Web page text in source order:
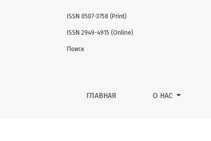
Свойство митохондрий меланомы
ГЛАВНАЯ О НАС
ISSN 0507-3758 (Print)
ISSN 2949-4915 (Online)
Поиск